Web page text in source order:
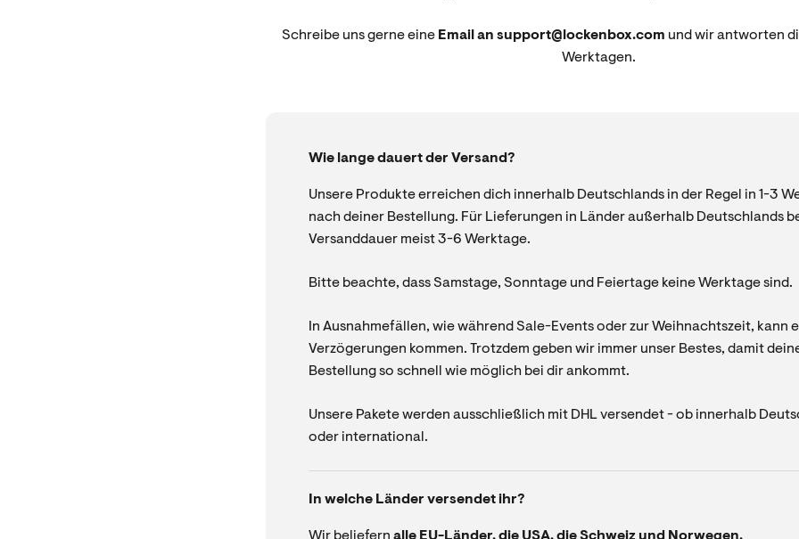
Schreibe uns gerne eine Email an support@lockenbox.com und wir antworten
Werktagen.
Wie lange dauert der Versand?
Unsere Produkte erreichen dich innerhalb Deutschlands in der Regel in 1-3
nach deiner Bestellung. Für Lieferungen in Länder außerhalb Deutschlands
Versanddauer meist 3-6 Werktage.
Bitte beachte, dass Samstage, Sonntage und Feiertage keine Werktage sind.
In Ausnahmefällen, wie während Sale-Events oder zur Weihnachtszeit, kann
Verzögerungen kommen. Trotzdem geben wir immer unser Bestes, damit
Bestellung so schnell wie möglich bei dir ankommt.
Unsere Pakete werden ausschließlich mit DHL versendet - ob innerhalb
oder international.
In welche Länder versendet ihr?